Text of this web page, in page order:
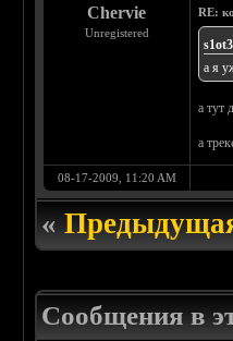
Chervie
Unregistered
RE:
а я
а тут
а
08-17-2009, 11:20 AM
«
Сообщения в